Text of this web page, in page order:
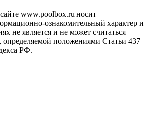
www.poolbox.ru носит
ознакомительный характер и
не является и не может считаться
определяемой положениями Статьи 437
РФ.